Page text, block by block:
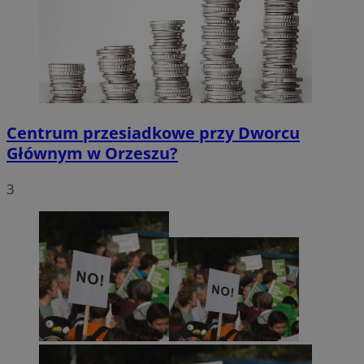
Centrum przesiadkowe przy Dworcu
Głównym w Orzeszu?
3